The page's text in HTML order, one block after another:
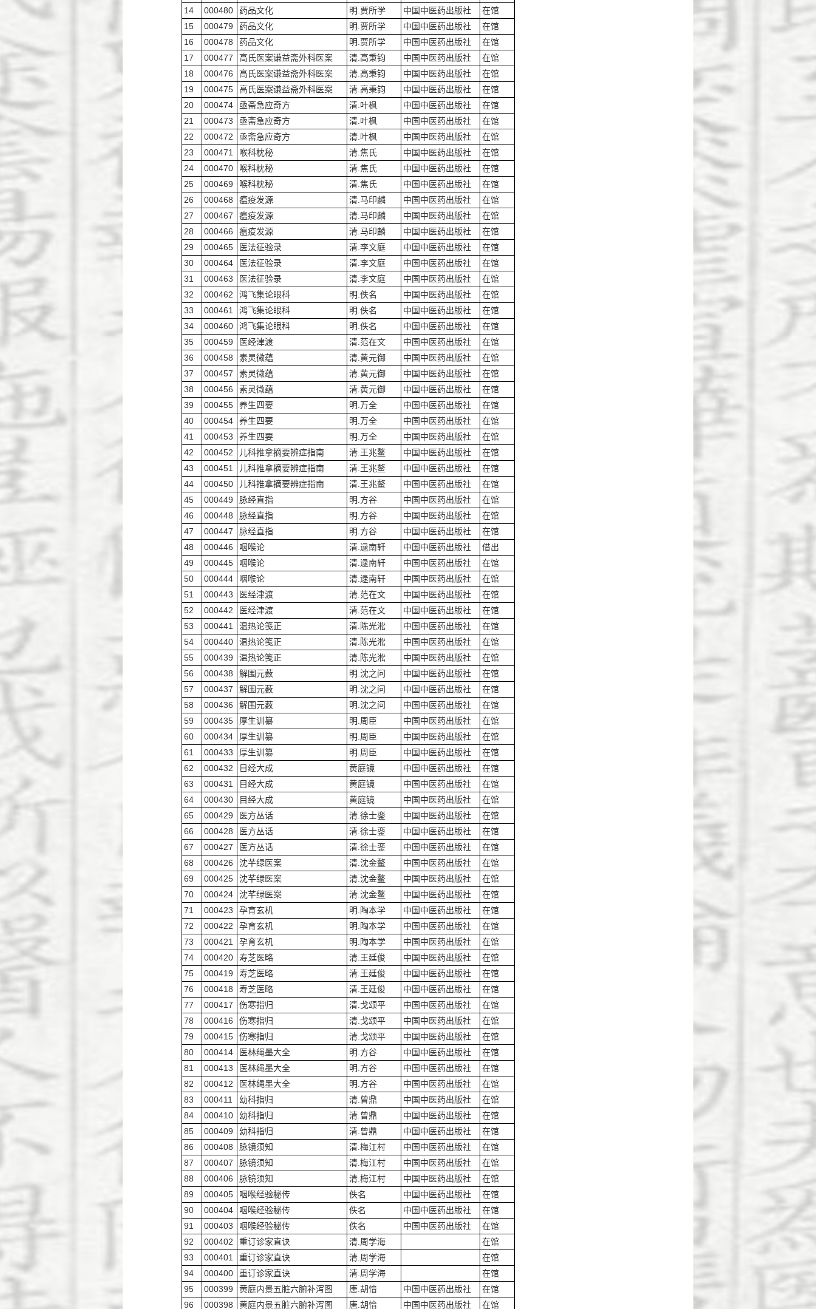
14
000480 药品文化 明.贾所学 中国中医药出版社
在馆
15
000479 药品文化 明.贾所学 中国中医药出版社
在馆
16
000478 药品文化 明.贾所学 中国中医药出版社
在馆
17
000477 高氏医案谦益斋外科医案 清.高秉钧 中国中医药出版社
在馆
18
000476 高氏医案谦益斋外科医案 清.高秉钧 中国中医药出版社
在馆
19
000475 高氏医案谦益斋外科医案 清.高秉钧 中国中医药出版社
在馆
20
000474 亟斋急应奇方 清.叶枫 中国中医药出版社
在馆
21
000473 亟斋急应奇方 清.叶枫 中国中医药出版社
在馆
22
000472 亟斋急应奇方 清.叶枫 中国中医药出版社
在馆
23
000471 喉科枕秘 清.焦氏 中国中医药出版社
在馆
24
000470 喉科枕秘 清.焦氏 中国中医药出版社
在馆
25
000469 喉科枕秘 清.焦氏 中国中医药出版社
在馆
26
000468 瘟疫发源 清.马印麟 中国中医药出版社
在馆
27
000467 瘟疫发源 清.马印麟 中国中医药出版社
在馆
28
000466 瘟疫发源 清.马印麟 中国中医药出版社
在馆
29
000465 医法征验录 清.李文庭 中国中医药出版社
在馆
30
000464 医法征验录 清.李文庭 中国中医药出版社
在馆
31
000463 医法征验录 清.李文庭 中国中医药出版社
在馆
32
000462 鸿飞集论眼科 明.佚名 中国中医药出版社
在馆
33
000461 鸿飞集论眼科 明.佚名 中国中医药出版社
在馆
34
000460 鸿飞集论眼科 明.佚名 中国中医药出版社
在馆
35
000459 医经津渡 清.范在文 中国中医药出版社
在馆
36
000458 素灵微蕴 清.黄元御 中国中医药出版社
在馆
37
000457 素灵微蕴 清.黄元御 中国中医药出版社
在馆
38
000456 素灵微蕴 清.黄元御 中国中医药出版社
在馆
39
000455 养生四要 明.万全 中国中医药出版社
在馆
40
000454 养生四要 明.万全 中国中医药出版社
在馆
41
000453 养生四要 明.万全 中国中医药出版社
在馆
42
000452 儿科推拿摘要辨症指南 清.王兆鳌 中国中医药出版社
在馆
43
000451 儿科推拿摘要辨症指南 清.王兆鳌 中国中医药出版社
在馆
44
000450 儿科推拿摘要辨症指南 清.王兆鳌 中国中医药出版社
在馆
45
000449 脉经直指 明.方谷 中国中医药出版社
在馆
46
000448 脉经直指 明.方谷 中国中医药出版社
在馆
47
000447 脉经直指 明.方谷 中国中医药出版社
在馆
48
000446 咽喉论 清.逯南轩 中国中医药出版社
借出
49
000445 咽喉论 清.逯南轩 中国中医药出版社
在馆
50
000444 咽喉论 清.逯南轩 中国中医药出版社
在馆
51
000443 医经津渡 清.范在文 中国中医药出版社
在馆
52
000442 医经津渡 清.范在文 中国中医药出版社
在馆
53
000441 温热论笺正 清.陈光淞 中国中医药出版社
在馆
54
000440 温热论笺正 清.陈光淞 中国中医药出版社
在馆
55
000439 温热论笺正 清.陈光淞 中国中医药出版社
在馆
56
000438 解围元薮 明.沈之问 中国中医药出版社
在馆
57
000437 解围元薮 明.沈之问 中国中医药出版社
在馆
58
000436 解围元薮 明.沈之问 中国中医药出版社
在馆
59
000435 厚生训纂 明.周臣 中国中医药出版社
在馆
60
000434 厚生训纂 明.周臣 中国中医药出版社
在馆
61
000433 厚生训纂 明.周臣 中国中医药出版社
在馆
62
000432 目经大成 黄庭镜 中国中医药出版社
在馆
63
000431 目经大成 黄庭镜 中国中医药出版社
在馆
64
000430 目经大成 黄庭镜 中国中医药出版社
在馆
65
000429 医方丛话 清.徐士銮 中国中医药出版社
在馆
66
000428 医方丛话 清.徐士銮 中国中医药出版社
在馆
67
000427 医方丛话 清.徐士銮 中国中医药出版社
在馆
68
000426 沈芊绿医案 清.沈金鳌 中国中医药出版社
在馆
69
000425 沈芊绿医案 清.沈金鳌 中国中医药出版社
在馆
70
000424 沈芊绿医案 清.沈金鳌 中国中医药出版社
在馆
71
000423 孕育玄机 明.陶本学 中国中医药出版社
在馆
72
000422 孕育玄机 明.陶本学 中国中医药出版社
在馆
73
000421 孕育玄机 明.陶本学 中国中医药出版社
在馆
74
000420 寿芝医略 清.王廷俊 中国中医药出版社
在馆
75
000419 寿芝医略 清.王廷俊 中国中医药出版社
在馆
76
000418 寿芝医略 清.王廷俊 中国中医药出版社
在馆
77
000417 伤寒指归 清.戈颂平 中国中医药出版社
在馆
78
000416 伤寒指归 清.戈颂平 中国中医药出版社
在馆
79
000415 伤寒指归 清.戈颂平 中国中医药出版社
在馆
80
000414 医林绳墨大全 明.方谷 中国中医药出版社
在馆
81
000413 医林绳墨大全 明.方谷 中国中医药出版社
在馆
82
000412 医林绳墨大全 明.方谷 中国中医药出版社
在馆
83
000411 幼科指归 清.曾鼎 中国中医药出版社
在馆
84
000410 幼科指归 清.曾鼎 中国中医药出版社
在馆
85
000409 幼科指归 清.曾鼎 中国中医药出版社
在馆
86
000408 脉镜须知 清.梅江村 中国中医药出版社
在馆
87
000407 脉镜须知 清.梅江村 中国中医药出版社
在馆
88
000406 脉镜须知 清.梅江村 中国中医药出版社
在馆
89
000405 咽喉经验秘传 佚名 中国中医药出版社
在馆
90
000404 咽喉经验秘传 佚名 中国中医药出版社
在馆
91
000403 咽喉经验秘传 佚名 中国中医药出版社
在馆
92
000402 重订诊家直诀 清.周学海
在馆
93
000401 重订诊家直诀 清.周学海
在馆
94
000400 重订诊家直诀 清.周学海
在馆
95
000399 黄庭内景五脏六腑补泻图 唐.胡愔 中国中医药出版社
在馆
96
000398 黄庭内景五脏六腑补泻图 唐.胡愔 中国中医药出版社 在馆